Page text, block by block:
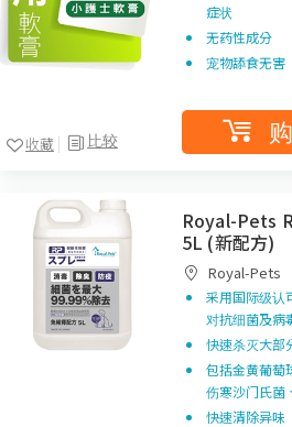
比较
收藏
症状
无药性成分
宠物舔食无害
Royal-Pets
5L (新配方)
Royal-Pets
采用国际级认
对抗细菌及病
快速杀灭大部
包括金黄葡萄
伤寒沙门氏菌
快速清除异味